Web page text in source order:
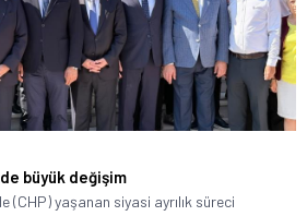
büyük değişim
(CHP) yaşanan siyasi ayrılık süreci